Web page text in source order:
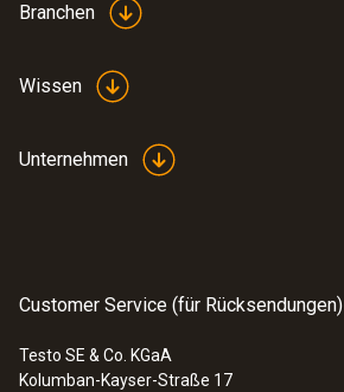
Branchen
Wissen
Unternehmen
Customer Service (für Rücksendungen)
Testo SE & Co. KGaA
Kolumban-Kayser-Straße 17